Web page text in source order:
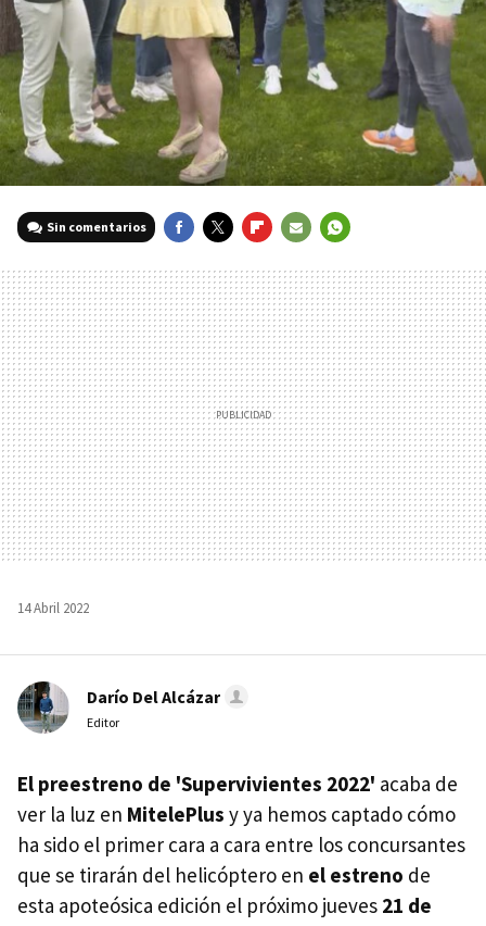
Sin comentarios
MAIL
14 Abril 2022
Darío Del Alcázar
Editor
El preestreno de 'Supervivientes 2022' acaba de
ver la luz en MitelePlus y ya hemos captado cómo
ha sido el primer cara a cara entre los concursantes
que se tirarán del helicóptero en el estreno de
esta apoteósica edición el próximo jueves 21 de